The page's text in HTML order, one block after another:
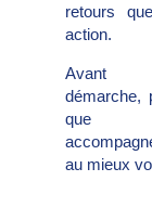
retours
action.
Avant
démarche,
que
au mieux